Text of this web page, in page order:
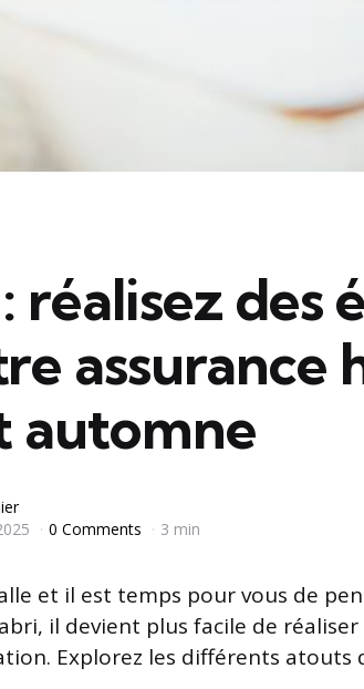
réalisez des
assurance
automne
0 Comments 3 min
et il est temps pour vous de
il devient plus facile de
Explorez les différents atouts